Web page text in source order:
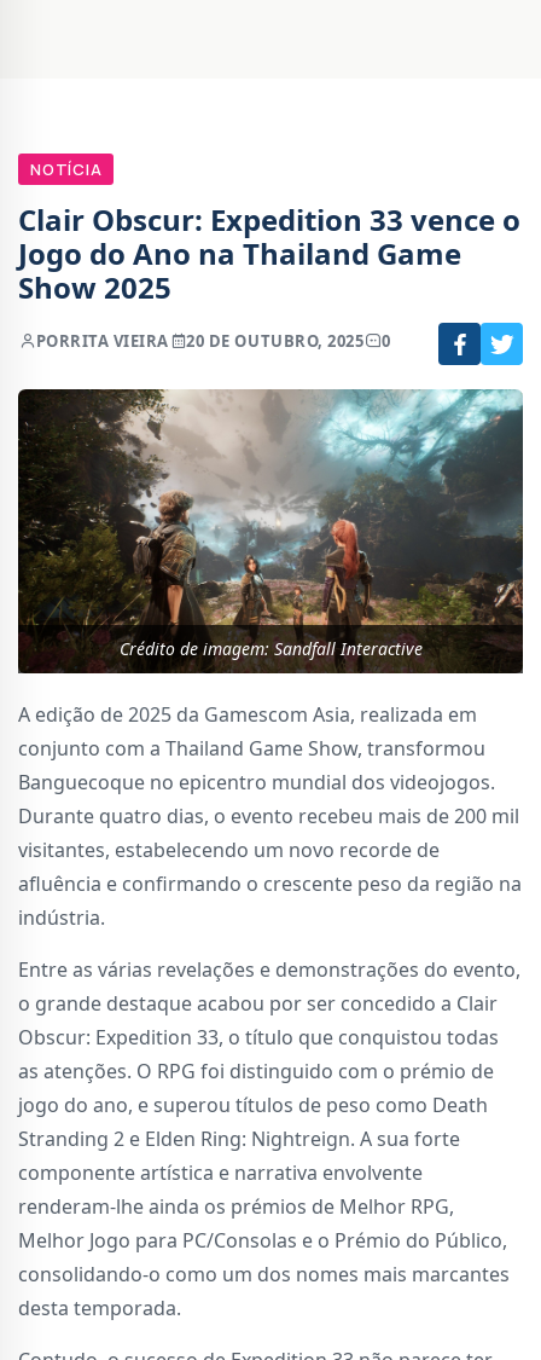
NOTÍCIA
Clair Obscur: Expedition 33 vence o
Jogo do Ano na Thailand Game
Show 2025
PORRITA VIEIRA 20 DE OUTUBRO, 2025 0
Crédito de imagem: Sandfall Interactive
A edição de 2025 da Gamescom Asia, realizada em
conjunto com a Thailand Game Show, transformou
Banguecoque no epicentro mundial dos videojogos.
Durante quatro dias, o evento recebeu mais de 200 mil
visitantes, estabelecendo um novo recorde de
afluência e confirmando o crescente peso da região na
indústria.
Entre as várias revelações e demonstrações do evento,
o grande destaque acabou por ser concedido a Clair
Obscur: Expedition 33, o título que conquistou todas
as atenções. O RPG foi distinguido com o prémio de
jogo do ano, e superou títulos de peso como Death
Stranding 2 e Elden Ring: Nightreign. A sua forte
componente artística e narrativa envolvente
renderam-lhe ainda os prémios de Melhor RPG,
Melhor Jogo para PC/Consolas e o Prémio do Público,
consolidando-o como um dos nomes mais marcantes
desta temporada.